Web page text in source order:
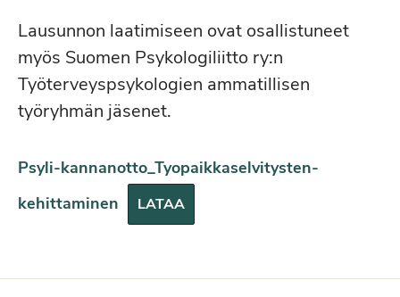
Lausunnon laatimiseen ovat osallistuneet
myös Suomen Psykologiliitto ry:n
Työterveyspsykologien ammatillisen
työryhmän jäsenet.
Psyli-kannanotto_Tyopaikkaselvitysten-
kehittaminen
LATAA